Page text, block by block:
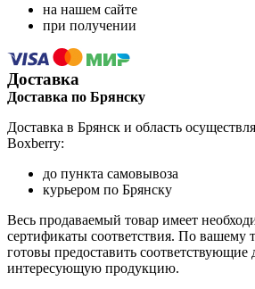
на нашем сайте
при получении
Доставка
Доставка по Брянску
Доставка в Брянск и область
Boxberry:
до пункта самовывоза
курьером по Брянску
Весь продаваемый товар имеет
сертификаты соответствия. По вашему
готовы предоставить соответствующие
интересующую продукцию.